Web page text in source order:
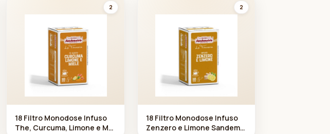
2
18 Filtro Monodose Infuso
The, Curcuma, Limone e M
2
18 Filtro Monodose Infuso
Zenzero e Limone Sandeme